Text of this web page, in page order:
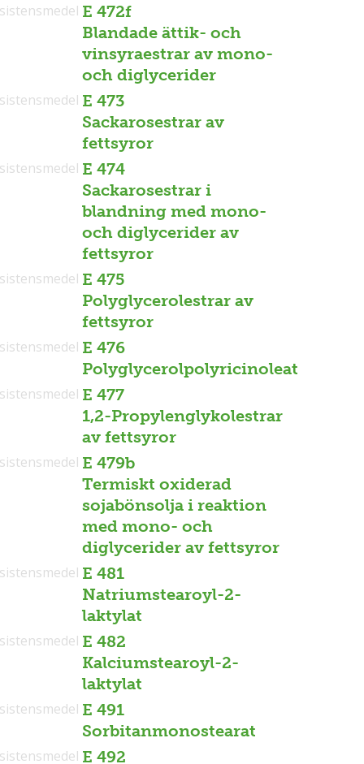
E 472f
Blandade ättik- och
vinsyraestrar av mono-
och diglycerider
E 473
Sackarosestrar av
fettsyror
E 474
Sackarosestrar i
blandning med mono-
och diglycerider av
fettsyror
E 475
Polyglycerolestrar av
fettsyror
E 476
Polyglycerolpolyricinoleat
E 477
1,2-Propylenglykolestrar
av fettsyror
E 479b
Termiskt oxiderad
sojabönsolja i reaktion
med mono- och
diglycerider av fettsyror
E 481
Natriumstearoyl-2-
laktylat
E 482
Kalciumstearoyl-2-
laktylat
E 491
Sorbitanmonostearat
E 492